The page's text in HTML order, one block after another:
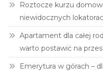
Roztocze kurzu
niewidocznych
Apartament dla całej
warto postawić na
Emerytura w górach –